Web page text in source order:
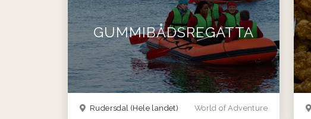
GUMMIBÅDSREGATTA
World of Adventure
Rudersdal (Hele landet)